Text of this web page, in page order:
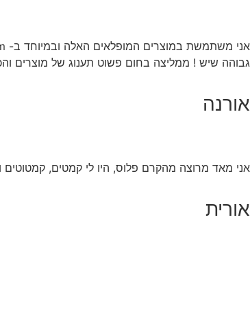
גבוהה שיש ! ממליצה בחום פשוט תענוג של מוצרים
אורנה
אני מאד מרוצה מהקרם פלוס, היו לי קמטים,
אורית